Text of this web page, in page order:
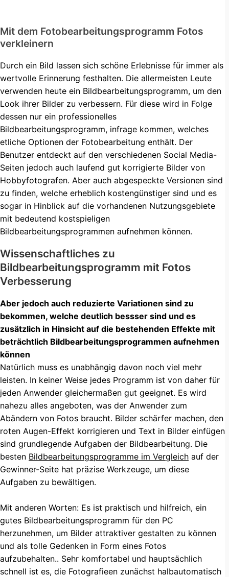
Mit dem Fotobearbeitungsprogramm Fotos
verkleinern
Durch ein Bild lassen sich schöne Erlebnisse für immer als
wertvolle Erinnerung festhalten. Die allermeisten Leute
verwenden heute ein Bildbearbeitungsprogramm, um den
Look ihrer Bilder zu verbessern. Für diese wird in Folge
dessen nur ein professionelles
Bildbearbeitungsprogramm, infrage kommen, welches
etliche Optionen der Fotobearbeitung enthält. Der
Benutzer entdeckt auf den verschiedenen Social Media-
Seiten jedoch auch laufend gut korrigierte Bilder von
Hobbyfotografen. Aber auch abgespeckte Versionen sind
zu finden, welche erheblich kostengünstiger sind und es
sogar in Hinblick auf die vorhandenen Nutzungsgebiete
mit bedeutend kostspieligen
Bildbearbeitungsprogrammen aufnehmen können.
Wissenschaftliches zu
Bildbearbeitungsprogramm mit Fotos
Verbesserung
Aber jedoch auch reduzierte Variationen sind zu
bekommen, welche deutlich bessser sind und es
zusätzlich in Hinsicht auf die bestehenden Effekte mit
beträchtlich Bildbearbeitungsprogrammen aufnehmen
können
Natürlich muss es unabhängig davon noch viel mehr
leisten. In keiner Weise jedes Programm ist von daher für
jeden Anwender gleichermaßen gut geeignet. Es wird
nahezu alles angeboten, was der Anwender zum
Abändern von Fotos braucht. Bilder schärfer machen, den
roten Augen-Effekt korrigieren und Text in Bilder einfügen
sind grundlegende Aufgaben der Bildbearbeitung. Die
besten Bildbearbeitungsprogramme im Vergleich auf der
Gewinner-Seite hat präzise Werkzeuge, um diese
Aufgaben zu bewältigen.
Mit anderen Worten: Es ist praktisch und hilfreich, ein
gutes Bildbearbeitungsprogramm für den PC
herzunehmen, um Bilder attraktiver gestalten zu können
und als tolle Gedenken in Form eines Fotos
aufzubehalten.. Sehr komfortabel und hauptsächlich
schnell ist es, die Fotografieen zunächst halbautomatisch